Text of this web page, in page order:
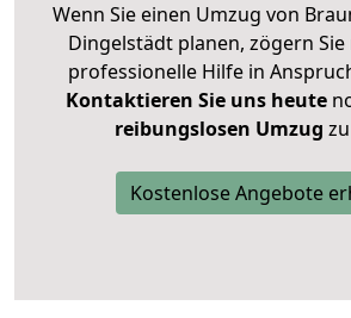
Wenn Sie einen Umzug von
Dingelstädt planen, zögern
professionelle Hilfe in
Kontaktieren Sie uns heute
reibungslosen Umzug
Kostenlose Angebote